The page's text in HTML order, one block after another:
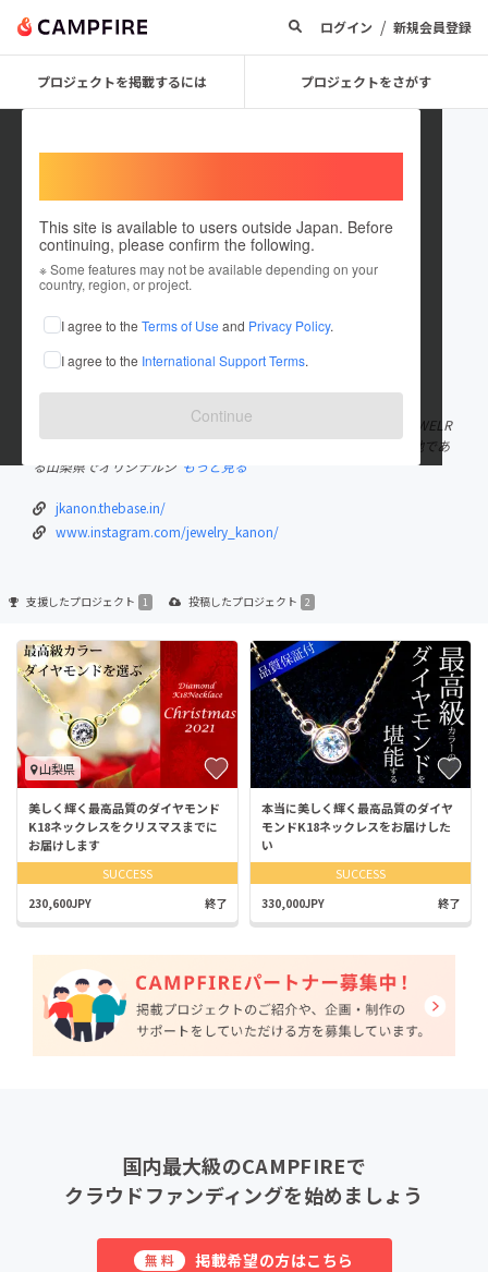
ログイン / 新規会員登録
プロジェクトを掲載するには プロジェクトをさがす
This site is available to users outside Japan. Before
continuing, please confirm the following.
※ Some features may not be available depending on your
country, region, or project.
I agree to the Terms of Use and Privacy Policy.
I agree to the International Support Terms.
Continue
JEWLRY KANON
これまでに1回支援して2件のプロジェクトを投稿しています
在住国：日本 現在地：山梨県
出身国：日本 出身地：山梨県
2006年からインターネットを中心にジュエリーを販売しているJEWELR
Y KANON です。 JEWELRY KANON は日本有数のジュエリーの産地であ
る山梨県でオリジナルジ もっと見る
jkanon.thebase.in/
www.instagram.com/jewelry_kanon/
支援したプロジェクト 1 投稿したプロジェクト 2
山梨県
美しく輝く最高品質のダイヤモンド
K18ネックレスをクリスマスまでに
お届けします
SUCCESS
230,600JPY 終了
本当に美しく輝く最高品質のダイヤ
モンドK18ネックレスをお届けした
い
SUCCESS
330,000JPY 終了
国内最大級のCAMPFIREで
クラウドファンディングを始めましょう
無料 掲載希望の方はこちら